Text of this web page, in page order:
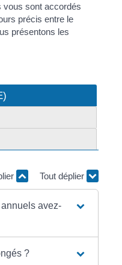
vous sont accordés
précis entre le
présentons les
Tout déplier
avez-
?